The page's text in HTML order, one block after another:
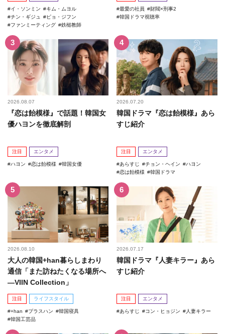
イ・ソンミン
キム・ムヨル
チン・ギジュ
ピョ・ジフン
ファンミーティング
鉄槌教師
最愛の社員
財閥×刑事2
韓国ドラマ視聴率
2026.08.07
『恋は飴模様』で話題！韓国女
優ハヨンを徹底解剖
注目 エンタメ
ハヨン 恋は飴模様 韓国女優
2026.07.20
韓国ドラマ『恋は飴模様』あら
すじ紹介
注目 エンタメ
あらすじ チョン・ヘイン
ハヨン
恋は飴模様
韓国ドラマ
2026.08.10
大人の韓国+han暮らしまわり
通信「また訪ねたくなる場所へ
―VIIN Collection」
注目 ライフスタイル
+han プラスハン
韓国寝具
韓国工芸品
2026.07.17
韓国ドラマ『人妻キラー』あら
すじ紹介
注目 エンタメ
あらすじ コン・ヒョジン 人妻キラー